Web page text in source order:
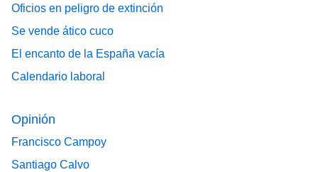
Oficios en peligro de extinción
Se vende ático cuco
El encanto de la España vacía
Calendario laboral
Opinión
Francisco Campoy
Santiago Calvo